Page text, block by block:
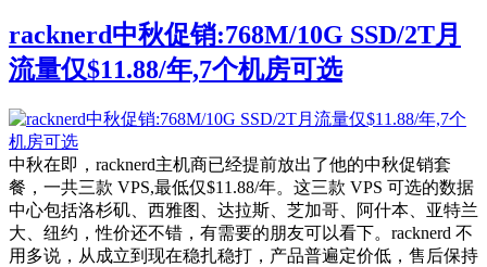
racknerd中秋促销:768M/10G SSD/2T月
流量仅$11.88/年,7个机房可选
中秋在即，racknerd主机商已经提前放出了他的中秋促销套
餐，一共三款 VPS,最低仅$11.88/年。这三款 VPS 可选的数据
中心包括洛杉矶、西雅图、达拉斯、芝加哥、阿什本、亚特兰
大、纽约，性价还不错，有需要的朋友可以看下。racknerd 不
用多说，从成立到现在稳扎稳打，产品普遍定价低，售后保持